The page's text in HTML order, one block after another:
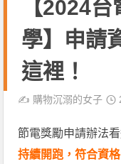
【2024
學】申請
這裡！
✍️ 購物沉溺的女子
節電獎勵申請辦法
持續開跑，符合資